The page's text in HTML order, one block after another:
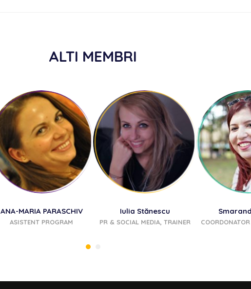
ALTI MEMBRI
ANA-MARIA PARASCHIV
ASISTENT PROGRAM
Iulia Stănescu
PR & SOCIAL MEDIA, TRAINER